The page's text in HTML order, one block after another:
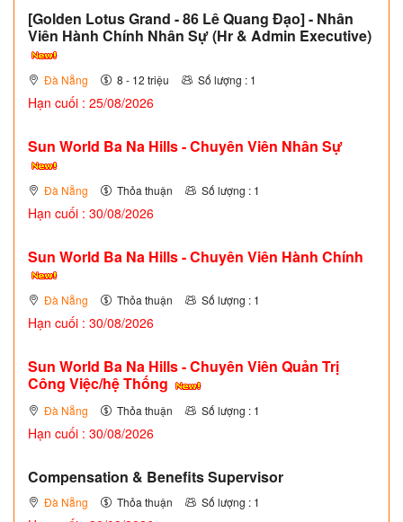
[Golden Lotus Grand - 86 Lê Quang Đạo] - Nhân
Viên Hành Chính Nhân Sự (Hr & Admin Executive)
Đà Nẵng 8 - 12 triệu Số lượng : 1
Hạn cuối : 25/08/2026
Sun World Ba Na Hills - Chuyên Viên Nhân Sự
Đà Nẵng Thỏa thuận Số lượng : 1
Hạn cuối : 30/08/2026
Sun World Ba Na Hills - Chuyên Viên Hành Chính
Đà Nẵng Thỏa thuận Số lượng : 1
Hạn cuối : 30/08/2026
Sun World Ba Na Hills - Chuyên Viên Quản Trị
Công Việc/hệ Thống
Đà Nẵng Thỏa thuận Số lượng : 1
Hạn cuối : 30/08/2026
Compensation & Benefits Supervisor
Đà Nẵng Thỏa thuận Số lượng : 1